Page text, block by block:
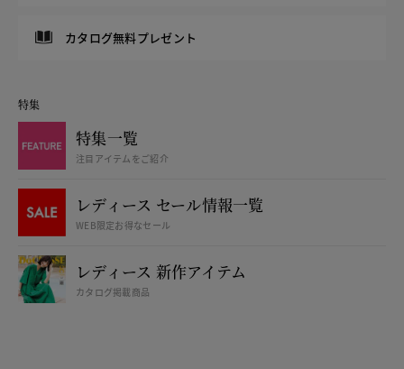
カタログ無料プレゼント
特集
特集一覧
注目アイテムをご紹介
レディース セール情報一覧
WEB限定お得なセール
レディース 新作アイテム
カタログ掲載商品